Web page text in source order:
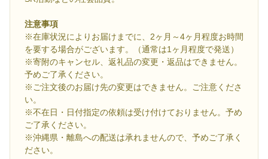
注意事項
※在庫状況によりお届けまでに、2ヶ月～4ヶ月程度お時間
を要する場合がございます。（通常は1ヶ月程度で発送）
※寄附のキャンセル、返礼品の変更・返品はできません。
予めご了承ください。
※ご注文後のお届け先の変更はできません。ご注意くださ
い。
※不在日・日付指定の依頼は受け付けておりません。予め
ご了承ください。
※沖縄県・離島への配送は承れませんので、予めご了承く
ださい。